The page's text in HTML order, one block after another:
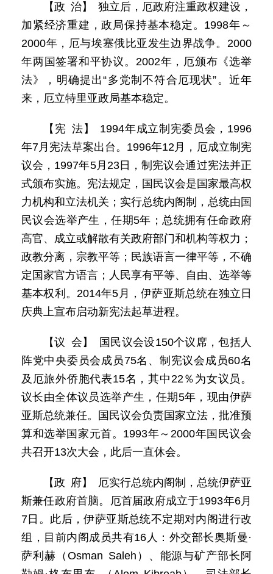
【政 治】 独立后，厄政府注重政权建设，
加紧经济重建，政局保持基本稳定。1998年～
2000年，厄与埃塞俄比亚发生边界战争。2000
年两国签署和平协议。2002年，厄颁布《选举
法》，明确提出“多党制不符合厄现状”。近年
来，厄立特里亚政局基本稳定。
【宪 法】 1994年成立制宪委员会，1996
年7月宪法草案出台。1996年12月，厄成立制宪
议会，1997年5月23日，制宪议会通过宪法并正
式颁布实施。宪法规定，国民议会是国家最高权
力机构和立法机关；实行总统内阁制，总统由国
民议会选举产生，任期5年；总统拥有任命政府
高官、成立或解散有关政府部门和机构等权力；
政教分离，宗教平等；民族语言一律平等，不确
定国家官方语言；人民享有平等、自由、选举等
基本权利。2014年5月，伊萨亚斯总统在独立日
庆典上宣布启动新宪法起草进程。
【议 会】 国民议会设150个议席，包括人
阵党中央委员会成员75名、制宪议会成员60名
及厄旅外侨胞代表15名，其中22％为女议员。
议长由全体议员选举产生，任期5年，现由伊萨
亚斯总统兼任。国民议会负责国家立法，批准预
算和选举国家元首。1993年～2000年国民议会
共召开13次大会，此后一直休会。
【政 府】 厄实行总统内阁制，总统伊萨亚
斯兼任政府首脑。厄首届政府成立于1993年6月
7日。此后，伊萨亚斯总统不定期对内阁进行改
组，目前内阁成员共有16人：外交部长奥斯曼·
萨利赫（Osman Saleh）、能源与矿产部长阿